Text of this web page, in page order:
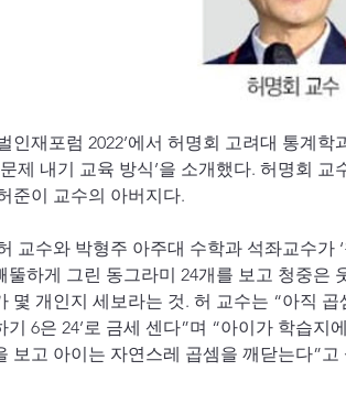
인재포럼 2022’에서 허명회 고려대 통계
문제 내기 교육 방식’을 소개했다. 허명회
준이 교수의 아버지다.
교수와 박형주 아주대 수학과 석좌교수가
뚤하게 그린 동그라미 24개를 보고 청중은
몇 개인지 세보라는 것. 허 교수는 “아직
기 6은 24’로 금세 센다”며 “아이가 학습
보고 아이는 자연스레 곱셈을 깨닫는다”고